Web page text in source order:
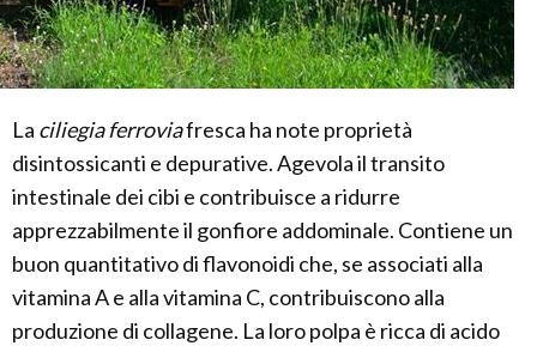
La ciliegia ferroviafresca ha note proprietà
disintossicanti e depurative. Agevola il transito
intestinale dei cibi e contribuisce a ridurre
apprezzabilmente il gonfiore addominale. Contiene un
buon quantitativo di flavonoidi che, se associati alla
vitamina A e alla vitamina C, contribuiscono alla
produzione di collagene. La loro polpa è ricca di acido